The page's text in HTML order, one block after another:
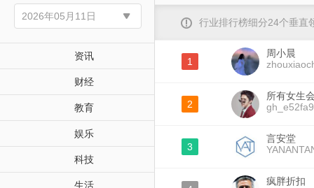
资讯
财经
教育
娱乐
科技
生活
行业排行榜细分24个垂直
1
周小晨
2
所有女生
3
言安堂
疯胖折扣